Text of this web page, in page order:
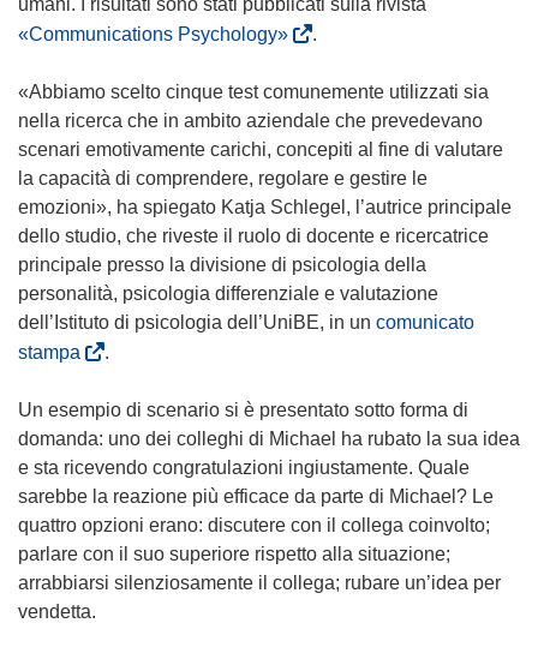
«Communications Psychology»(
i
a
p
r
e
i
n
u
n
u
o
v
a
f
i
n
.
«Abbiamo scelto cinque test comunemente utilizzati sia
nella ricerca che in ambito aziendale che prevedevano
scenari emotivamente carichi, concepiti al fine di valutare
la capacità di comprendere, regolare e gestire le
emozioni», ha spiegato Katja Schlegel, l’autrice principale
dello studio, che riveste il ruolo di docente e ricercatrice
principale presso la divisione di psicologia della
personalità, psicologia differenziale e valutazione
dell’Istituto di psicologia dell’UniBE, in un comunicato
stampa
i
a
p
r
e
i
n
u
.
Un esempio di scenario si è presentato sotto forma di
domanda: uno dei colleghi di Michael ha rubato la sua idea
e sta ricevendo congratulazioni ingiustamente. Quale
sarebbe la reazione più efficace da parte di Michael? Le
quattro opzioni erano: discutere con il collega coinvolto;
parlare con il suo superiore rispetto alla situazione;
arrabbiarsi silenziosamente il collega; rubare un’idea per
vendetta.